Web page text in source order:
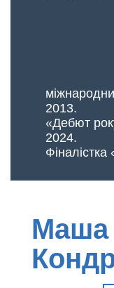
2013.
«Дебют
2024.
Маша